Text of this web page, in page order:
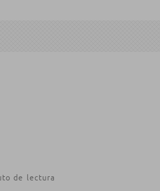
de lectura